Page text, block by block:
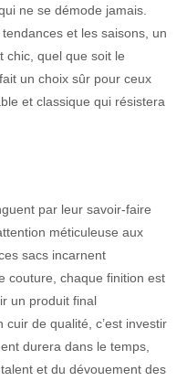
ne se démode jamais.
et les saisons, un
chic, quel que soit le
un choix sûr pour ceux
et classique qui résistera
par leur savoir-faire
méticuleuse aux
sacs incarnent
couture, chaque finition est
un produit final
de qualité, c’est investir
durera dans le temps,
et du dévouement des